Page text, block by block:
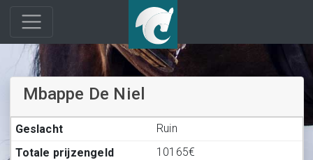
Mbappe De Niel
Ruin
10165€